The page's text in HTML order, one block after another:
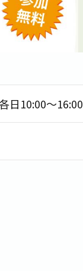
日10:00〜16:00